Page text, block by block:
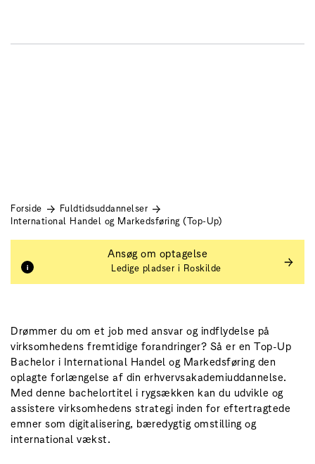
Forside
Fuldtidsuddannelser
International Handel og Markedsføring (Top-Up)
Ansøg om optagelse
Ledige pladser i Roskilde
Drømmer du om et job med ansvar og indflydelse på
virksomhedens fremtidige forandringer? Så er en Top-Up
Bachelor i International Handel og Markedsføring den
oplagte forlængelse af din erhvervsakademiuddannelse.
Med denne bachelortitel i rygsækken kan du udvikle og
assistere virksomhedens strategi inden for eftertragtede
emner som digitalisering, bæredygtig omstilling og
international vækst.